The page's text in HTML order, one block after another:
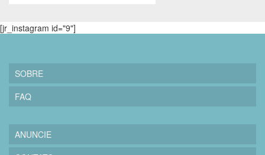
[jr_instagram id="9"]
SOBRE
FAQ
ANUNCIE